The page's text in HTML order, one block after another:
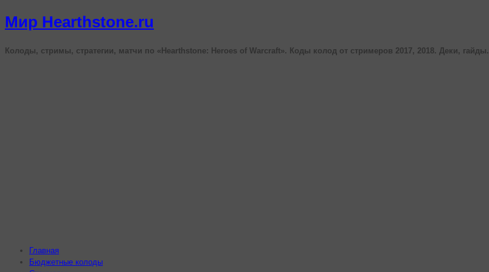
Мир Hearthstone.ru
Колоды, стримы, стратегии, матчи по «Hearthstone: Heroes of Warcraft». Коды колод от стримеров 2017, 2018. Деки, гайды.
Главная
Бюджетные колоды